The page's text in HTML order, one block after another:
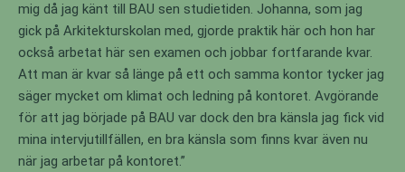
mig då jag känt till BAU sen studietiden. Johanna, som jag
gick på Arkitekturskolan med, gjorde praktik här och hon har
också arbetat här sen examen och jobbar fortfarande kvar.
Att man är kvar så länge på ett och samma kontor tycker jag
säger mycket om klimat och ledning på kontoret. Avgörande
för att jag började på BAU var dock den bra känsla jag fick vid
mina intervjutillfällen, en bra känsla som finns kvar även nu
när jag arbetar på kontoret.”